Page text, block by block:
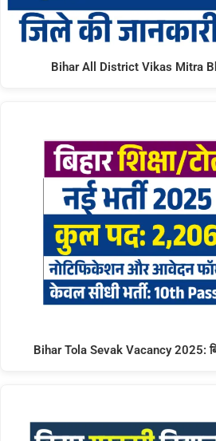
Bihar All District Vikas Mitra
Bihar Tola Sevak Vacancy 2025: